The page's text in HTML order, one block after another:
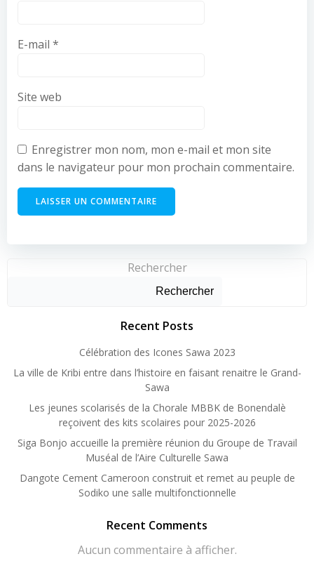
E-mail *
Site web
Enregistrer mon nom, mon e-mail et mon site
dans le navigateur pour mon prochain commentaire.
Rechercher
Rechercher
Recent Posts
Célébration des Icones Sawa 2023
La ville de Kribi entre dans l’histoire en faisant renaitre le Grand-
Sawa
Les jeunes scolarisés de la Chorale MBBK de Bonendalè
reçoivent des kits scolaires pour 2025-2026
Siga Bonjo accueille la première réunion du Groupe de Travail
Muséal de l’Aire Culturelle Sawa
Dangote Cement Cameroon construit et remet au peuple de
Sodiko une salle multifonctionnelle
Recent Comments
Aucun commentaire à afficher.